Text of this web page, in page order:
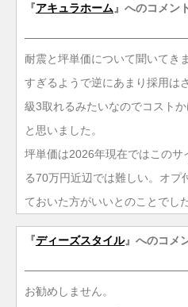
『アキュラホーム 』へのコメント
耐震と坪単価について聞いてき
すぎるようで逆にあまり採用は
級3取れるみたいなのでコスト
と思いました。
坪単価は2026年現在ではこのサ
る70万円近辺では難しい。オプ
ておいた方がいいとのことでした
『ディーズスタイル』へのコメ
お勧めしません。